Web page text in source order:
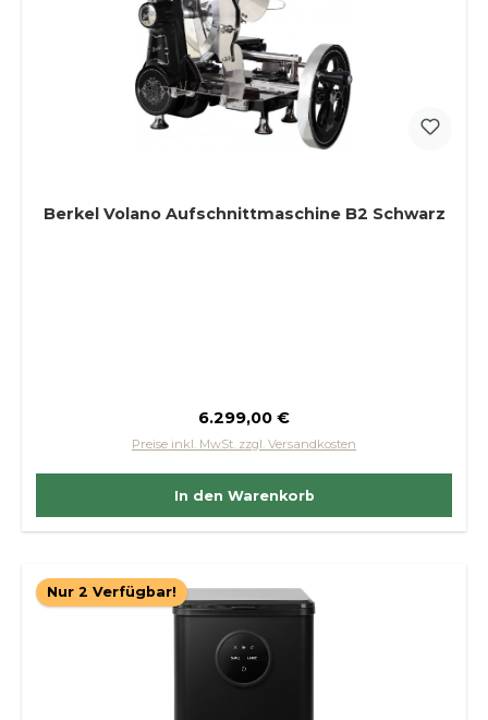
Berkel Volano Aufschnittmaschine B2 Schwarz
Regulärer Preis:
6.299,00 €
Preise inkl. MwSt. zzgl. Versandkosten
In den Warenkorb
Nur 2 Verfügbar!